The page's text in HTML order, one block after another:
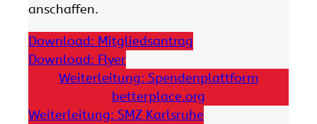
Download: Mitgliedsantrag
Download: Flyer
Weiterleitung: Spendenplattform
betterplace.org
Weiterleitung: SMZ Karlsruhe